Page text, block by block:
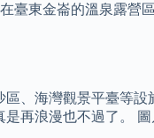
臺東金崙的溫泉露營
、海灣觀景平臺等
再浪漫也不過了。 圖